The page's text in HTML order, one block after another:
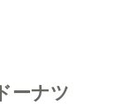
ーナツ